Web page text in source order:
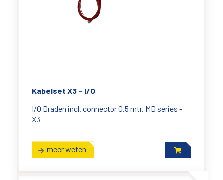
Kabelset X3 – I/O
I/O Draden incl. connector 0.5 mtr. MD series -
X3
meer weten